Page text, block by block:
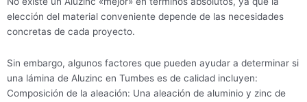
elección del material conveniente depende de las necesidades
concretas de cada proyecto.
Sin embargo, algunos factores que pueden ayudar a determinar si
una lámina de Aluzinc en Tumbes es de calidad incluyen:
Composición de la aleación: Una aleación de aluminio y zinc de